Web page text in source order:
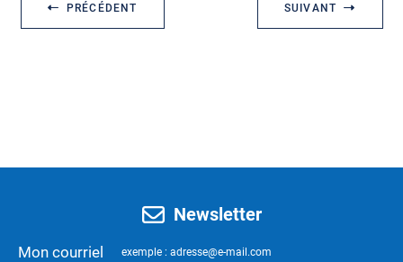
PRÉCÉDENT SUIVANT
Newsletter
Mon courriel